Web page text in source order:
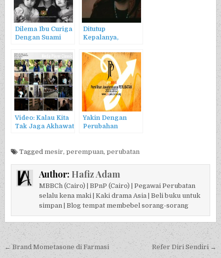
Dilema Ibu Curiga
Dengan Suami
Ditutup
Kepalanya,
Video: Kalau Kita
Tak Jaga Akhawat
Yakin Dengan
Perubahan
Tagged mesir,perempuan,perubatan
Author: Hafiz Adam
MBBCh (Cairo) | BPnP (Cairo) | Pegawai Perubatan
selalu kena maki | Kaki drama Asia | Beli buku untuk
simpan | Blog tempat membebel sorang-sorang
Post navigation
← Brand Mometasone di Farmasi Refer Diri Sendiri →